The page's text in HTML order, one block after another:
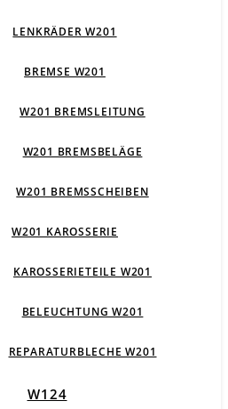
LENKRÄDER W201
BREMSE W201
W201 BREMSLEITUNG
W201 BREMSBELÄGE
W201 BREMSSCHEIBEN
W201 KAROSSERIE
KAROSSERIETEILE W201
BELEUCHTUNG W201
REPARATURBLECHE W201
W124